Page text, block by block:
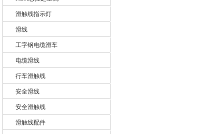
滑触线指示灯
滑线
工字钢电缆滑车
电缆滑线
行车滑触线
安全滑线
安全滑触线
滑触线配件